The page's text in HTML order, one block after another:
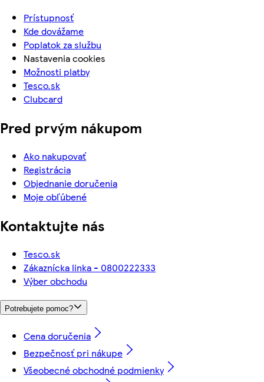
Prístupnosť
Kde dovážame
Poplatok za službu
Nastavenia cookies
Možnosti platby
Tesco.sk
Clubcard
Pred prvým nákupom
Ako nakupovať
Registrácia
Objednanie doručenia
Moje obľúbené
Kontaktujte nás
Tesco.sk
Zákaznícka linka - 0800222333
Výber obchodu
Potrebujete pomoc?
Cena doručenia
Bezpečnosť pri nákupe
Všeobecné obchodné podmienky